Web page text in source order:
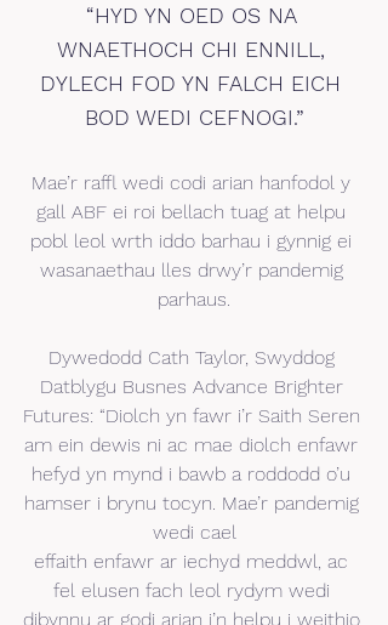
“HYD YN OED OS NA
WNAETHOCH CHI ENNILL,
DYLECH FOD YN FALCH EICH
BOD WEDI CEFNOGI.”
Mae’r raffl wedi codi arian hanfodol y
gall ABF ei roi bellach tuag at helpu
pobl leol wrth iddo barhau i gynnig ei
wasanaethau lles drwy’r pandemig
parhaus.
Dywedodd Cath Taylor, Swyddog
Datblygu Busnes Advance Brighter
Futures: “Diolch yn fawr i’r Saith Seren
am ein dewis ni ac mae diolch enfawr
hefyd yn mynd i bawb a roddodd o’u
hamser i brynu tocyn. Mae’r pandemig
wedi cael
effaith enfawr ar iechyd meddwl, ac
fel elusen fach leol rydym wedi
dibynnu ar godi arian i’n helpu i weithio